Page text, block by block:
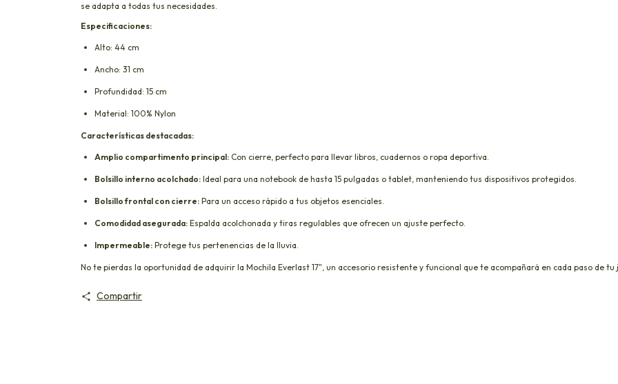
se adapta a todas tus necesidades.
Especificaciones:
Alto: 44 cm
Ancho: 31 cm
Profundidad: 15 cm
Material: 100% Nylon
Características destacadas:
Amplio compartimento principal: Con cierre, perfecto para llevar libros, cuadernos o ropa deportiva.
Bolsillo interno acolchado: Ideal para una notebook de hasta 15 pulgadas o tablet, manteniendo tus dispositivos protegidos.
Bolsillo frontal con cierre: Para un acceso rápido a tus objetos esenciales.
Comodidad asegurada: Espalda acolchonada y tiras regulables que ofrecen un ajuste perfecto.
Impermeable: Protege tus pertenencias de la lluvia.
No te pierdas la oportunidad de adquirir la Mochila Everlast 17", un accesorio resistente y funcional que te acompañará en cada paso de tu
Compartir